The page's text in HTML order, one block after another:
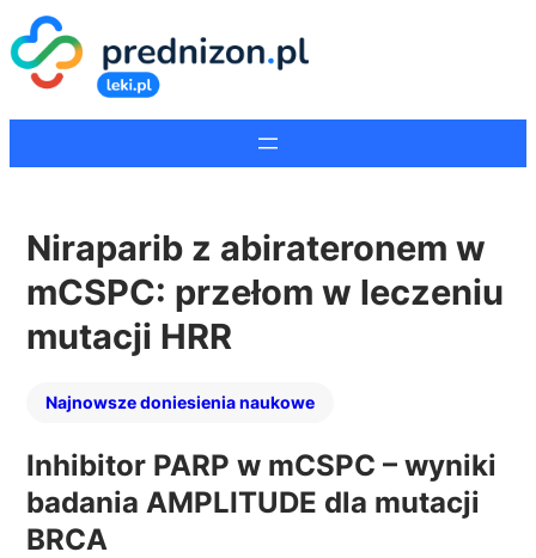
Niraparib z abirateronem w
mCSPC: przełom w leczeniu
mutacji HRR
Najnowsze doniesienia naukowe
Inhibitor PARP w mCSPC – wyniki
badania AMPLITUDE dla mutacji
BRCA